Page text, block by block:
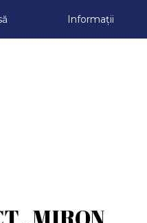
Informații